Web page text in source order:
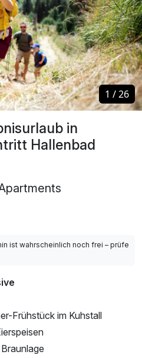
in
Hallenbad
1 /26
1 /26
ist wahrscheinlich noch frei – prüfe
Frühstück im Kuhstall